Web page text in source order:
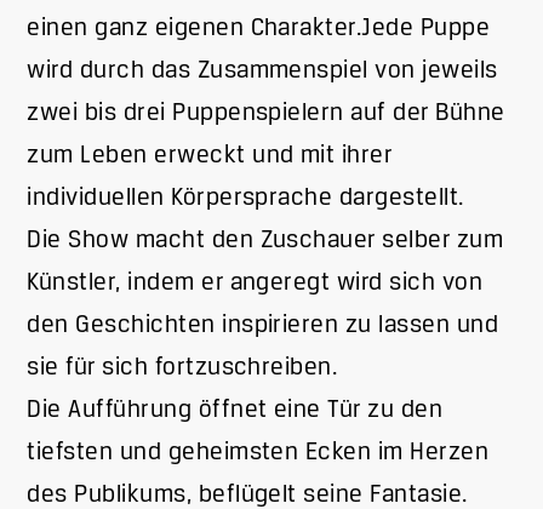
einen ganz eigenen Charakter.Jede Puppe
wird durch das Zusammenspiel von jeweils
zwei bis drei Puppenspielern auf der Bühne
zum Leben erweckt und mit ihrer
individuellen Körpersprache dargestellt.
Die Show macht den Zuschauer selber zum
Künstler, indem er angeregt wird sich von
den Geschichten inspirieren zu lassen und
sie für sich fortzuschreiben.
Die Aufführung öffnet eine Tür zu den
tiefsten und geheimsten Ecken im Herzen
des Publikums, beflügelt seine Fantasie.